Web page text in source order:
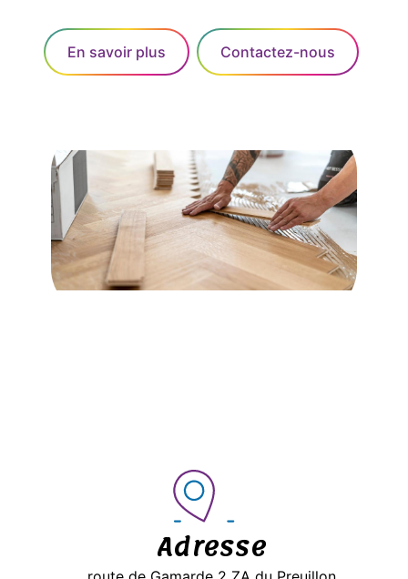
En savoir plus Contactez-nous
Adresse